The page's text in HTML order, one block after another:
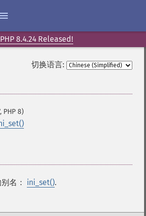
PHP 8.4.24 Released!
切换语言:
PHP 8)
名： ini_set().